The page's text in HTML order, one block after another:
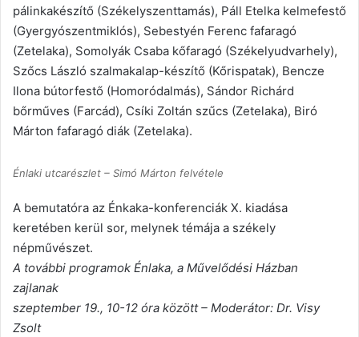
pálinkakészítő (Székelyszenttamás), Páll Etelka kelmefestő
(Gyergyószentmiklós), Sebestyén Ferenc fafaragó
(Zetelaka), Somolyák Csaba kőfaragó (Székelyudvarhely),
Szőcs László szalmakalap-készítő (Kőrispatak), Bencze
Ilona bútorfestő (Homoródalmás), Sándor Richárd
bőrműves (Farcád), Csíki Zoltán szűcs (Zetelaka), Biró
Márton fafaragó diák (Zetelaka).
Énlaki utcarészlet – Simó Márton felvétele
A bemutatóra az Énkaka-konferenciák X. kiadása
keretében kerül sor, melynek témája a székely
népművészet.
A további programok Énlaka, a Művelődési Házban
zajlanak
szeptember 19., 10-12 óra között – Moderátor: Dr. Visy
Zsolt